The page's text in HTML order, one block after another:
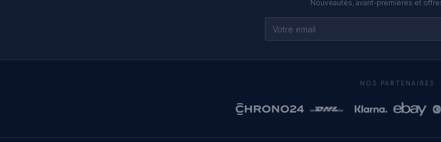
Nouveautés, avant-premières et
NOS PARTENAIRES